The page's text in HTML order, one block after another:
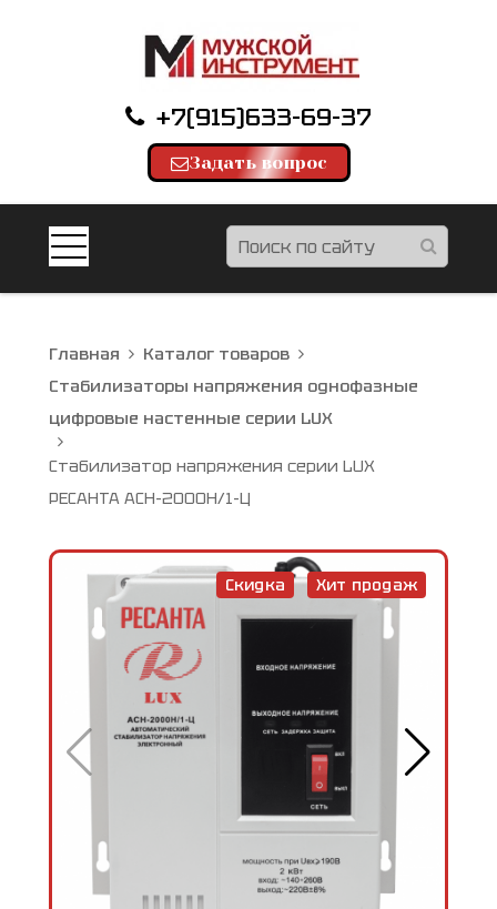
+7(915)633-69-37
Задать вопрос
Главная
Каталог товаров
Стабилизаторы напряжения однофазные
цифровые настенные серии LUX
Стабилизатор напряжения серии LUX
РЕСАНТА АСН-2000Н/1-Ц
Скидка Хит продаж